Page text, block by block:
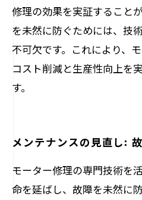
修理の効果を実証すること
を未然に防ぐためには、技
不可欠です。これにより、
コスト削減と生産性向上を
す。
メンテナンスの見直し:
モーター修理の専門技術を
命を延ばし、故障を未然に